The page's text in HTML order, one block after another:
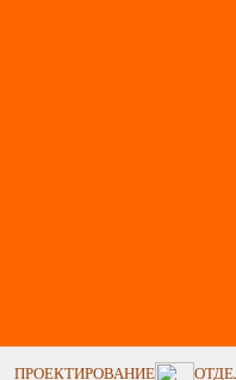
ПРОЕКТИРОВАНИЕ